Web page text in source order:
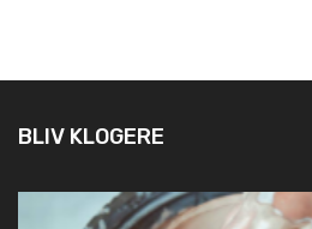
BLIV KLOGERE
NEM OG HURTIG